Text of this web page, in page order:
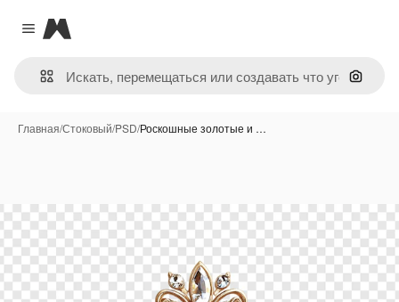
Close menu
Magnific
Поиск
Главная/Стоковый/PSD/Роскошные золотые и …